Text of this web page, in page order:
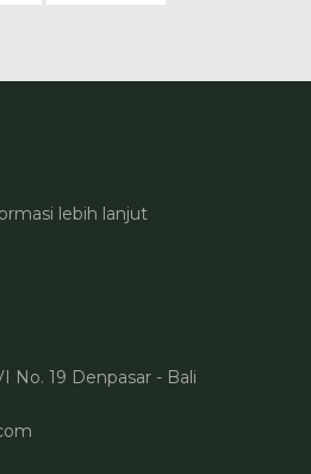
lebih lanjut
No. 19 Denpasar - Bali